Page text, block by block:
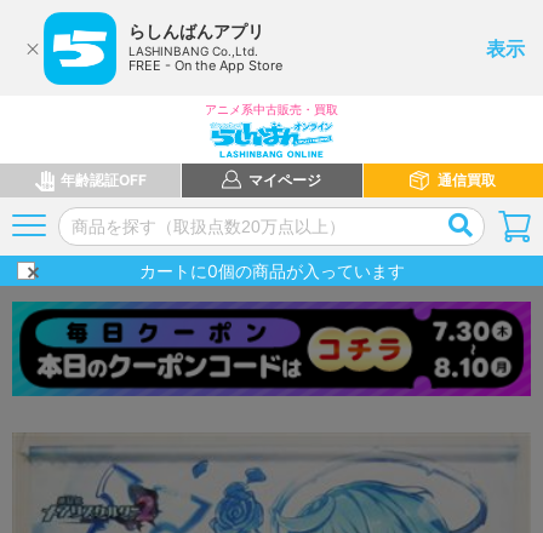
らしんばんアプリ
LASHINBANG Co.,Ltd.
FREE - On the App Store
表示
アニメ系中古販売・買取
年齢認証OFF マイページ 通信買取
カートに0個の商品が入っています